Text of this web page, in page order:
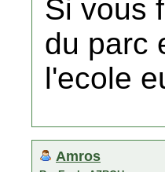
Si vous
du parc
l'ecole
Amros